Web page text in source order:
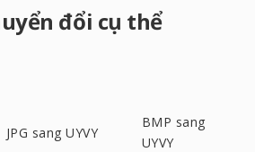
đổi cụ thể
JPG sang UYVY
BMP sang
UYVY